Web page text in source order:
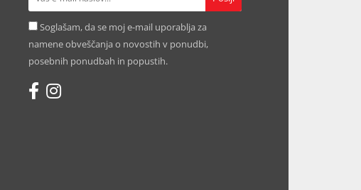
Soglašam, da se moj e-mail uporablja za
namene obveščanja o novostih v ponudbi,
posebnih ponudbah in popustih.